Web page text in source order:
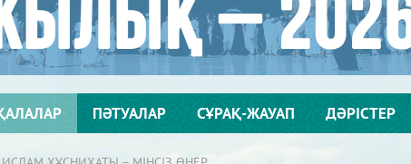
ПӘТУАЛАР СҰРАҚ-ЖАУАП ДӘРІСТЕР